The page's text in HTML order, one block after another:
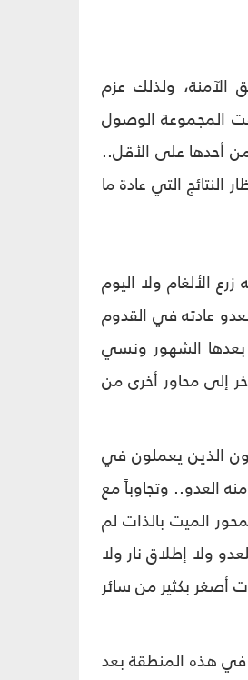
الآمنة، ولذلك عزم
المجموعة الوصول
أحدها على الأقل..
التي عادة ما
الألغام ولا اليوم
عادته في القدوم
بعدها الشهور ونسي
إلى محاور أخرى من
الذين يعملون في
العدو.. وتجاوباً مع
الميت بالذات لم
ولا إطلاق نار ولا
أصغر بكثير من سائر
في هذه المنطقة بعد